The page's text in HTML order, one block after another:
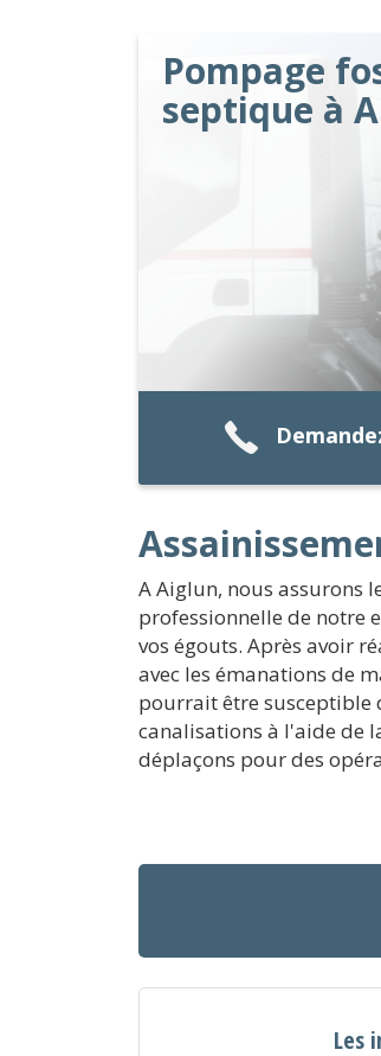
Pompage
septique à
A Aiglun, nous assurons
professionnelle de notre
vos égouts. Après avoir
avec les émanations de
pourrait être susceptible
canalisations à l'aide de
déplaçons pour des
Les